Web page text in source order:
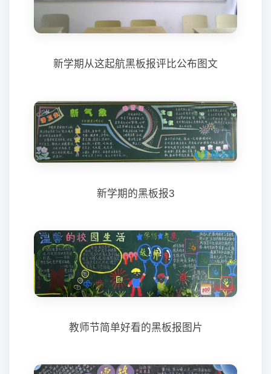
新学期从这起航黑板报评比公布图文
新学期的黑板报3
教师节简单好看的黑板报图片